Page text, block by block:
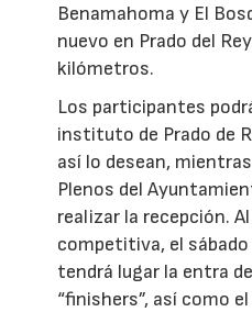
Benamahoma y El
nuevo en Prado del
kilómetros.
Los participantes
instituto de Prado de
así lo desean,
Plenos del
realizar la recepción.
competitiva, el
tendrá lugar la entra
“finishers”, así como